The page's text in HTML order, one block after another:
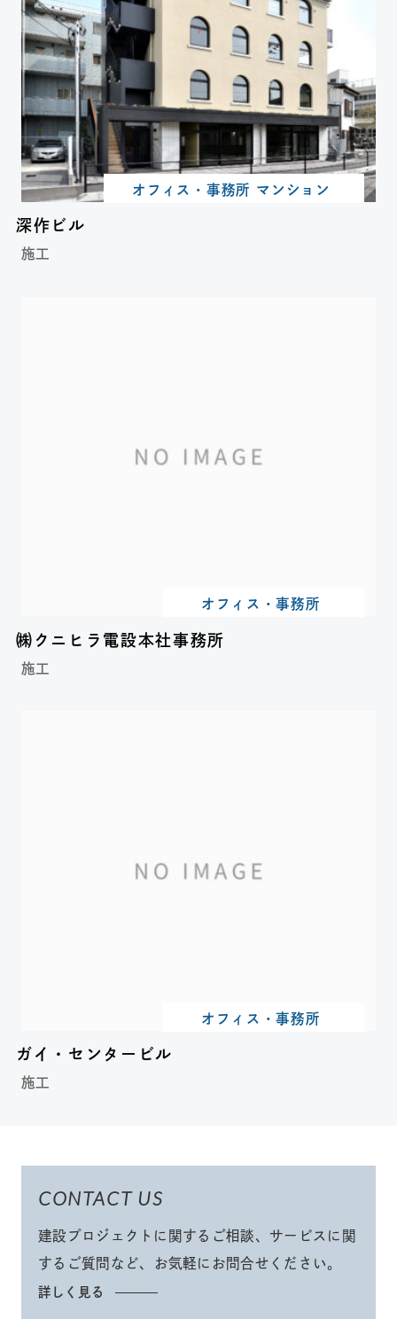
オフィス・事務所 マンション
深作ビル
施工
オフィス・事務所
㈱クニヒラ電設本社事務所
施工
オフィス・事務所
ガイ・センタービル
施工
CONTACT US
建設プロジェクトに関するご相談、サービスに関
するご質問など、
お気軽にお問合せください。
詳しく見る